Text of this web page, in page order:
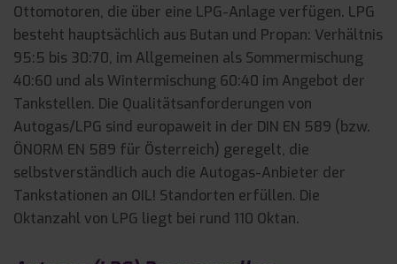
Ottomotoren, die über eine LPG-Anlage verfügen. LPG
besteht haupt­sächlich aus Butan und Propan: Verhältnis
95:5 bis 30:70, im Allgemeinen als Sommermischung
40:60 und als Winter­mischung 60:40 im Angebot der
Tankstellen. Die Qualitätsanforderungen von
Autogas/LPG sind europaweit in der DIN EN 589 (bzw.
ÖNORM EN 589 für Österreich) geregelt, die
selbstverständlich auch die Autogas-Anbieter der
Tankstationen an OIL! Standorten erfüllen. Die
Oktanzahl von LPG liegt bei rund 110 Oktan.